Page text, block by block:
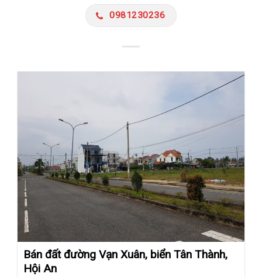
0981230236
Bán đất đường Vạn Xuân, biển Tân Thành,
Hội An